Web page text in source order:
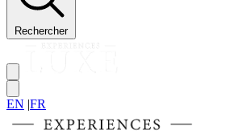
Rechercher
EN |FR